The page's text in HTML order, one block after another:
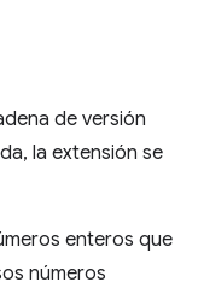
de versión
la extensión se
enteros que
números